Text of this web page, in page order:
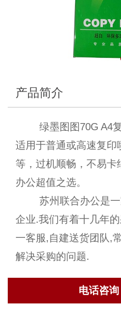
产品简介
绿墨图图70G A4复
适用于普通或高速复印
等，过机顺畅，不易卡
办公超值之选。
苏州联合办公是一
企业.我们有着十几年
一客服,自建送货团队,
解决采购的问题.
电话咨